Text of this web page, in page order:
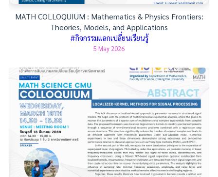
MATH COLLOQUIUM : Mathematics & Physics Frontiers:
Theories, Models, and Applications
#กิจกรรมแลกเปลี่ยนเรียนรู้
5 May 2026